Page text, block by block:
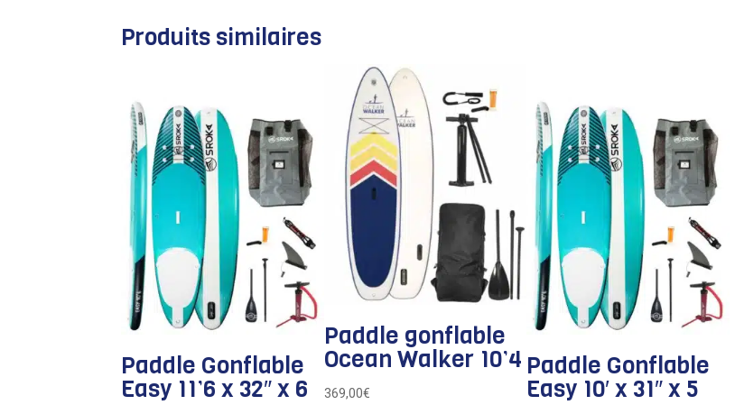
Produits similaires
Paddle Gonflable
Easy 11’6 x 32″ x 6
Paddle gonflable
Ocean Walker 10’4
369,00€
Paddle Gonflable
Easy 10′ x 31″ x 5